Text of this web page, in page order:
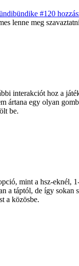
#120
lenne meg
interakciót hoz a
ártana egy olyan
be.
mint a hsz-eknél,
a táptól, de így
a közösbe.